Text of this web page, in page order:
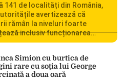
141 de localități din România,
avertizează că
rămân la niveluri foarte
inclusiv funcționarea
România se confruntă
[…]Simion cu burtica de
rare cu soția lui George
a doua oară